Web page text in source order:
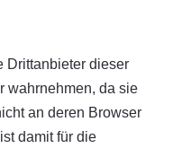
Drittanbieter dieser
wahrnehmen, da sie
an deren Browser
damit für die